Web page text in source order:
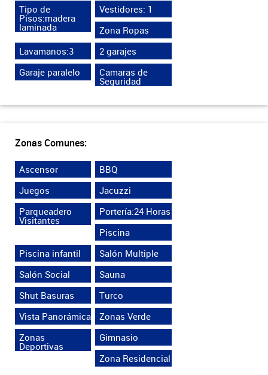
Tipo de
Pisos:madera
laminada
Vestidores: 1
Zona Ropas
Lavamanos:3
2 garajes
Garaje paralelo
Camaras de
Seguridad
Zonas Comunes:
Ascensor
BBQ
Juegos
Jacuzzi
Parqueadero
Visitantes
Portería:24 Horas
Piscina
Piscina infantil
Salón Multiple
Salón Social
Sauna
Shut Basuras
Turco
Vista Panorámica
Zonas Verde
Zonas
Deportivas
Gimnasio
Zona Residencial